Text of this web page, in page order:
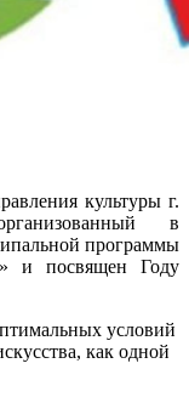
культуры г.
в
программы
и посвящен Году
условий
как одной